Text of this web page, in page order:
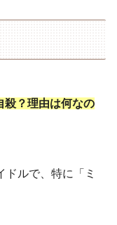
殺？理由は何なの
ルで、特に「ミ